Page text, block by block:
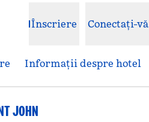
Înscriere Conectați-vă
Informații despre hotel
JOHN